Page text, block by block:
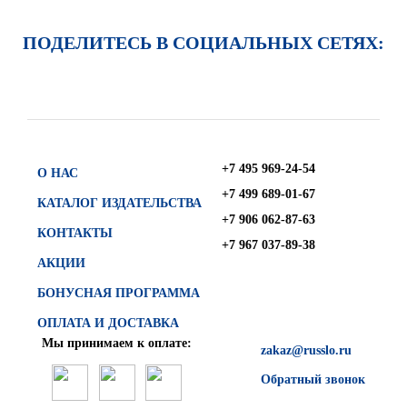
ПОДЕЛИТЕСЬ В СОЦИАЛЬНЫХ СЕТЯХ:
О НАС
КАТАЛОГ ИЗДАТЕЛЬСТВА
КОНТАКТЫ
АКЦИИ
БОНУСНАЯ ПРОГРАММА
ОПЛАТА И ДОСТАВКА
+7 495 969-24-54
+7 499 689-01-67
+7 906 062-87-63
+7 967 037-89-38
zakaz@russlo.ru
Обратный звонок
Мы принимаем к оплате: